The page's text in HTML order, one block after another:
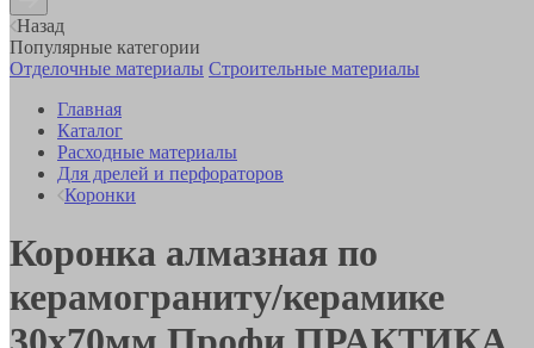
Назад
Популярные категории
Отделочные материалы Строительные материалы
Главная
Каталог
Расходные материалы
Для дрелей и перфораторов
Коронки
Коронка алмазная по
керамограниту/керамике